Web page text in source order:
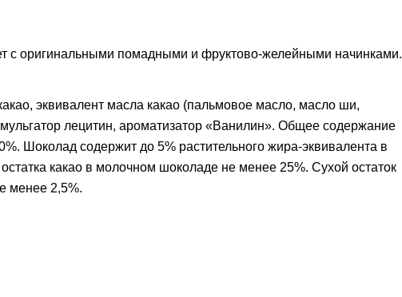
с оригинальными помадными и фруктово-желейными начинками.
эквивалент масла какао (пальмовое масло, масло ши,
лецитин, ароматизатор «Ванилин». Общее содержание
Шоколад содержит до 5% растительного жира-эквивалента в
какао в молочном шоколаде не менее 25%. Сухой остаток
менее 2,5%.